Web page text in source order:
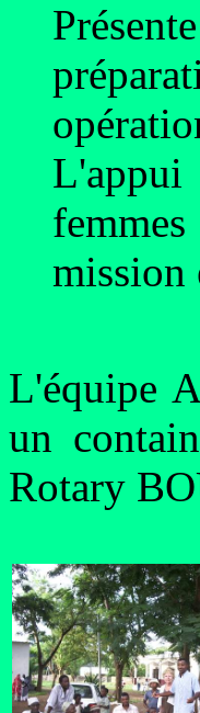
L'appui
mission
L'équipe
un
Rotary